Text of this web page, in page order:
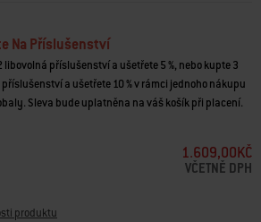
kleště pro snadné použití a kompaktní
štětinami
pro pevné uchopení
nádobí
Na Příslušenství
libovolná příslušenství a ušetřete 5 %, nebo kupte 3
a ušetřete 10 % v rámci jednoho nákupu
Sleva bude uplatněna na váš košík při placení.
1.609,00KČ
VČETNĚ DPH
produktu